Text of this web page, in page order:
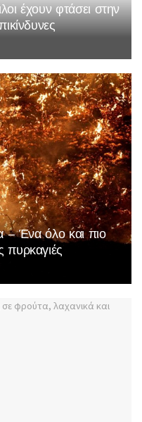
έχουν φτάσει στην
– Ένα όλο και πιο
πυρκαγιές